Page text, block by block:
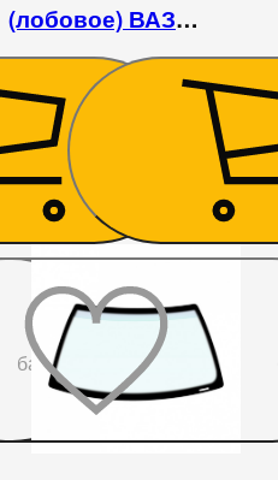
(лобовое) ВАЗ
2121/21213/21214/2131
1 710₴
До
бажаного